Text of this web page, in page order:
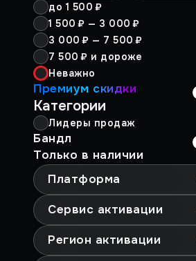
до 1 500 ₽
1 500 ₽ — 3 000 ₽
3 000 ₽ — 7 500 ₽
7 500 ₽ и дороже
Неважно
Премиум скидки
Категории
Лидеры продаж
Бандл
Только в наличии
Платформа
Сервис активации
Регион активации